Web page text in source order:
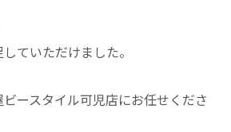
ていただけました。
ースタイル可児店にお任せくださ